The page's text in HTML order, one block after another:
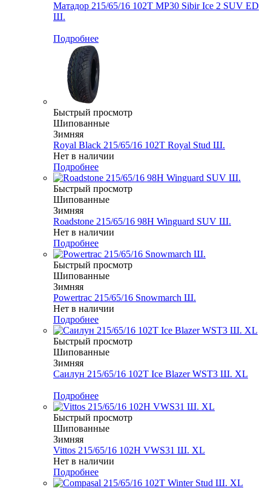
Матадор 215/65/16 102T MP30 Sibir Ice 2 SUV ED
Ш.
Подробнее
Быстрый просмотр
Шипованные
Зимняя
Royal Black 215/65/16 102T Royal Stud Ш.
Нет в наличии
Подробнее
Быстрый просмотр
Шипованные
Зимняя
Roadstone 215/65/16 98H Winguard SUV Ш.
Нет в наличии
Подробнее
Быстрый просмотр
Шипованные
Зимняя
Powertrac 215/65/16 Snowmarch Ш.
Нет в наличии
Подробнее
Быстрый просмотр
Шипованные
Зимняя
Саилун 215/65/16 102T Ice Blazer WST3 Ш. XL
Подробнее
Быстрый просмотр
Шипованные
Зимняя
Vittos 215/65/16 102H VWS31 Ш. XL
Нет в наличии
Подробнее